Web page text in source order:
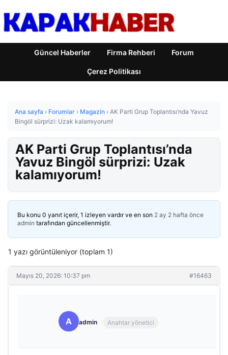
Güncel Haberler Firma Rehberi Forum
Çerez Politikası
Ana sayfa › Forumlar › Magazin › AK Parti Grup Toplantısı’nda Yavuz
Bingöl sürprizi: Uzak kalamıyorum!
AK Parti Grup Toplantısı’nda
Yavuz Bingöl sürprizi: Uzak
kalamıyorum!
Bu konu 0 yanıt içerir, 1 izleyen vardır ve en son 2 ay 2 hafta önce
admin tarafından güncellenmiştir.
1 yazı görüntüleniyor (toplam 1)
Mayıs 20, 2026: 10:37 pm #16463
A admin Anahtar yönetici